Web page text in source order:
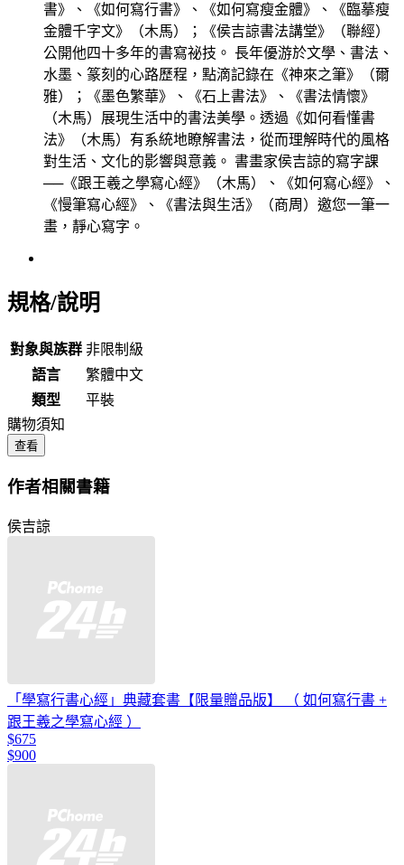
書》、《如何寫行書》、《如何寫瘦金體》、《臨摹瘦
金體千字文》（木馬）；《侯吉諒書法講堂》（聯經）
公開他四十多年的書寫祕技。 長年優游於文學、書法、
水墨、篆刻的心路歷程，點滴記錄在《神來之筆》（爾
雅）；《墨色繁華》、《石上書法》、《書法情懷》
（木馬）展現生活中的書法美學。透過《如何看懂書
法》（木馬）有系統地瞭解書法，從而理解時代的風格
對生活、文化的影響與意義。 書畫家侯吉諒的寫字課
──《跟王羲之學寫心經》（木馬）、《如何寫心經》、
《慢筆寫心經》、《書法與生活》（商周）邀您一筆一
畫，靜心寫字。
規格/說明
對象與族群 非限制級
語言
繁體中文
類型
平裝
購物須知
查看
作者相關書籍
侯吉諒
「學寫行書心經」典藏套書【限量贈品版】 （ 如何寫行書 +
跟王羲之學寫心經 ）
$675
$900